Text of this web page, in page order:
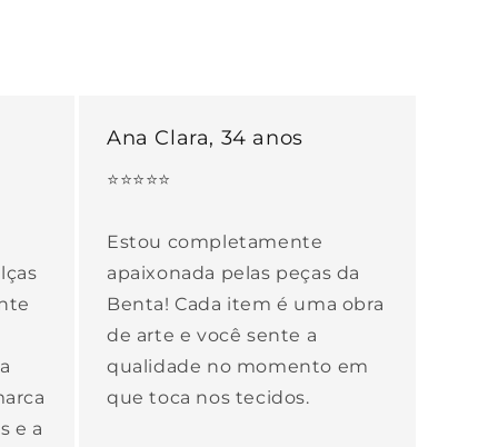
e a
Ana Clara, 34 anos
⭐⭐⭐⭐⭐
Estou completamente
apaixonada pelas peças da
Benta! Cada item é uma obra
de arte e você sente a
qualidade no momento em
que toca nos tecidos.